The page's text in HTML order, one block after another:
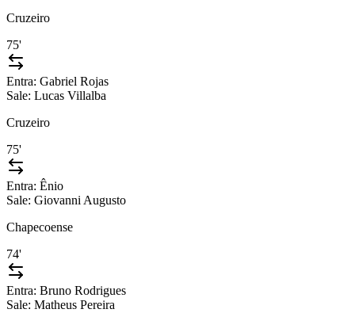
Cruzeiro
75'
Entra: Gabriel Rojas
Sale: Lucas Villalba
Cruzeiro
75'
Entra: Ênio
Sale: Giovanni Augusto
Chapecoense
74'
Entra: Bruno Rodrigues
Sale: Matheus Pereira